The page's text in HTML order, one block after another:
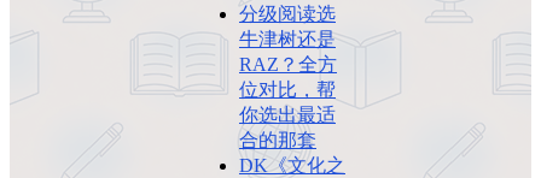
分级阅读选
牛津树还是
RAZ？全方
位对比，帮
你选出最适
合的那套
DK《文化之